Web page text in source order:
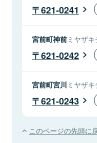
621-0241
宮前町神前ミヤザ
621-0242
宮前町宮川 ミヤザ
621-0243
このページの先頭に